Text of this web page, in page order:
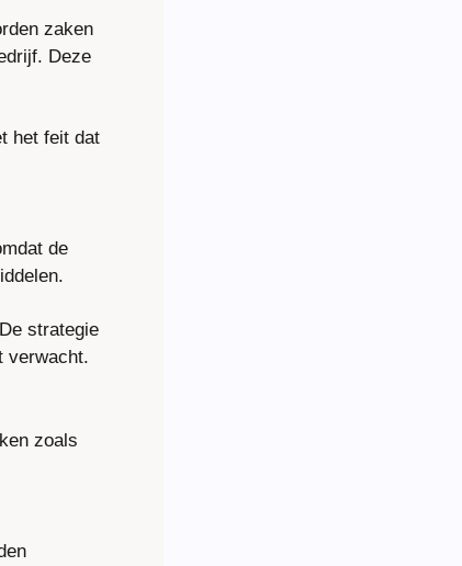
zaken
Deze
het feit dat
de
strategie
verwacht.
zoals